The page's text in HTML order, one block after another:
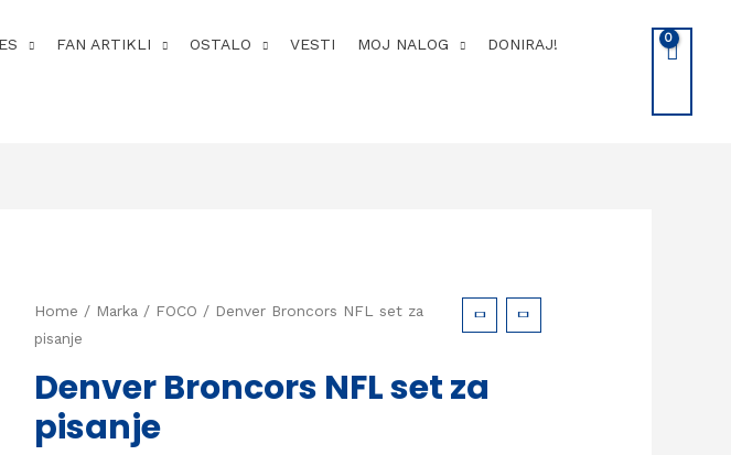
FAN ARTIKLI OSTALO VESTI MOJ NALOG DONIRAJ!
Home / Marka / FOCO / Denver Broncors NFL set za
pisanje
Denver Broncors NFL set za
pisanje